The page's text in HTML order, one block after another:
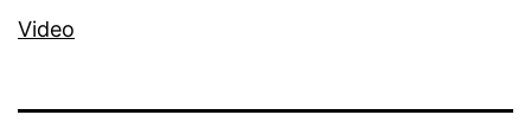
Video